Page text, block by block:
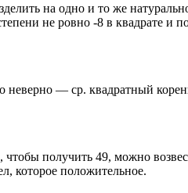
на одно и то же
не ровно -8 в квадрате и
неверно — ср. квадратный
получить 49, можно
которое положительное.